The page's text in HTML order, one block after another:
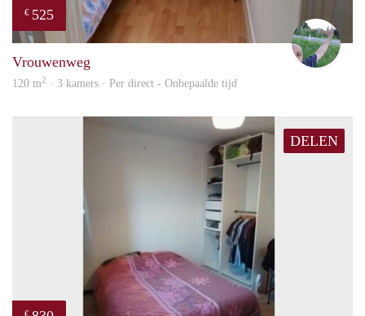
€ 525
Vrouwenweg
120 m2 · 3 kamers · Per direct - Onbepaalde tijd
DELEN
€